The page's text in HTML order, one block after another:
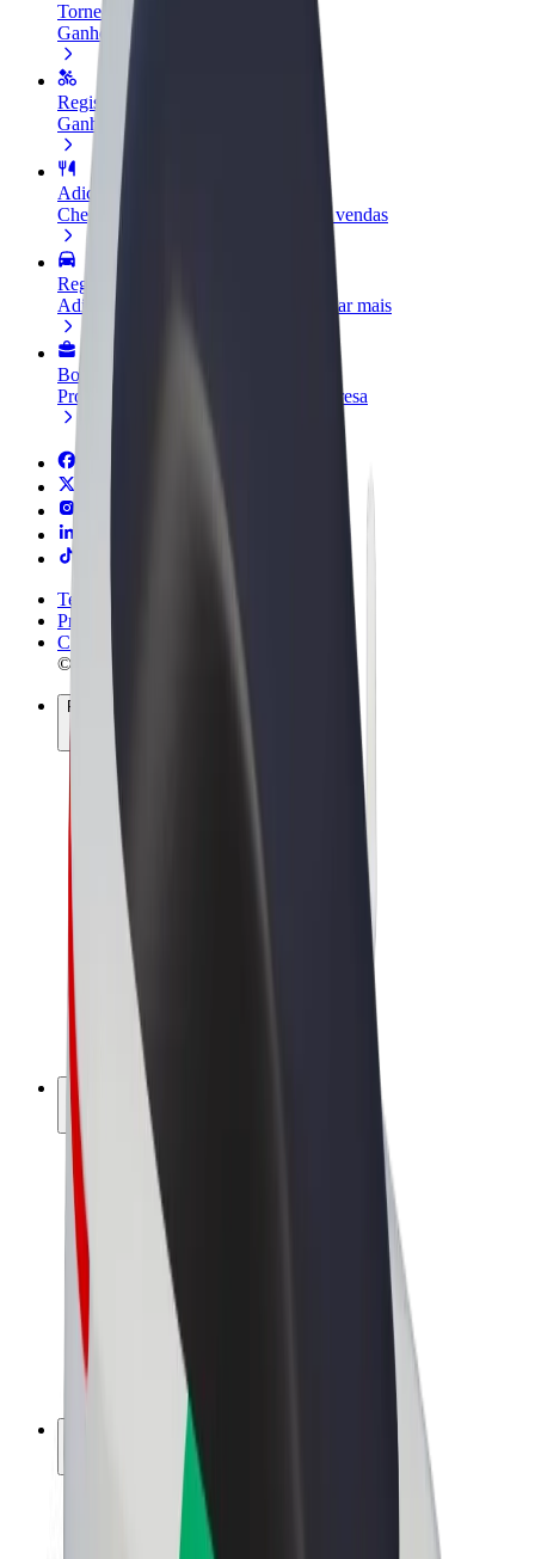
Torne-se motorista
Ganhe dinheiro quando quiser
Registe a sua frota de estafetas
Ganhe dinheiro a entregar refeições
Adicione um restaurante ou loja
Chegue a mais clientes e aumente as vendas
Registe-se como gestor de frota
Adicione a sua frota à Bolt para ganhar mais
Bolt for Business
Produtos da Bolt ajustados à sua empresa
Termos & Condições
Privacidade
Cookies
© 2026 Bolt Technology OÜ
Produtos
Viagens
Trotinetes
Bolt Market
Bolt Food
Bolt Drive
Bolt for Business
Bicicletas
Bolt Plus
Ganhe com a Bolt
Motoristas
Ganhos de motorista
Estafetas
Ganhos de estafeta
Comerciantes Bolt Food
Sobre a Bolt